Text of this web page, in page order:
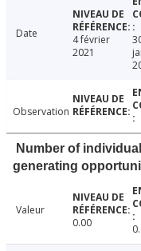
Date
4 février
2021
Observation
Number of
generating
Valeur
0.00